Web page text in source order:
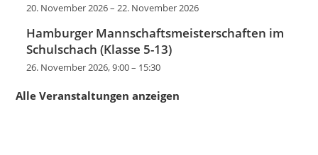
20. November 2026–22. November 2026
Hamburger Mannschaftsmeisterschaften im
Schulschach (Klasse 5-13)
26. November 2026, 9:00– 15:30
Alle Veranstaltungen anzeigen